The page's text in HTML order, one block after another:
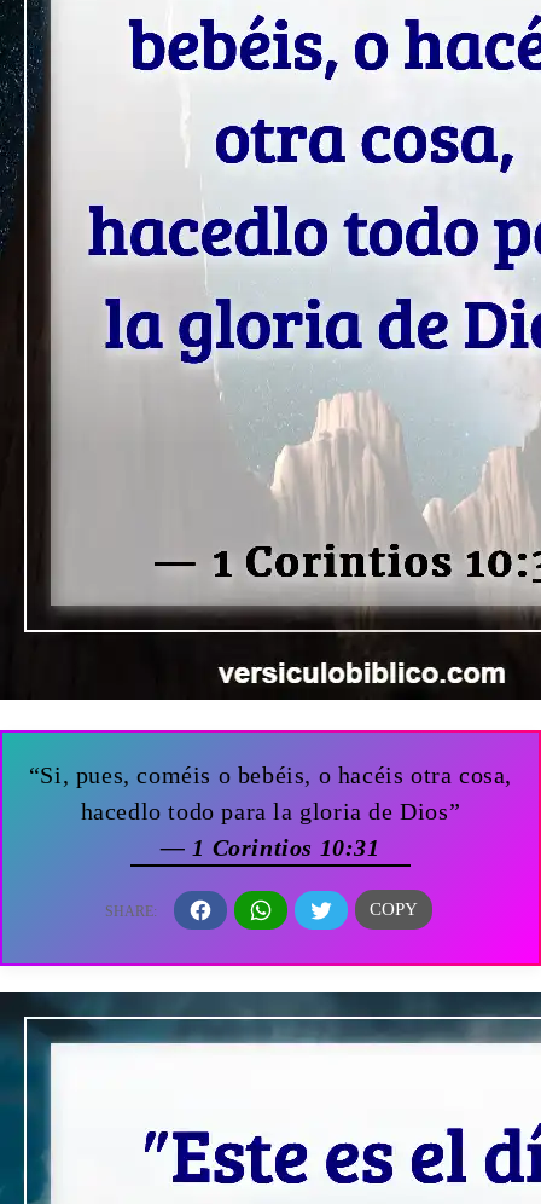
“Si, pues, coméis o bebéis, o hacéis otra cosa,
hacedlo todo para la gloria de Dios”
— 1 Corintios 10:31